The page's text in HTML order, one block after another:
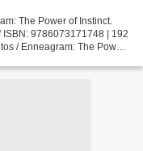
The Power of Instinct.
9786073171748 | 192
/ Enneagram: The Power